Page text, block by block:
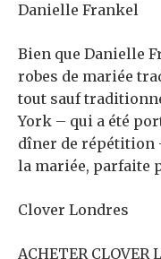
Danielle Frankel
Bien que Danielle
robes de mariée
tout sauf
York – qui a été
dîner de répétition
la mariée, parfaite
Clover Londres
ACHETER CLOVER